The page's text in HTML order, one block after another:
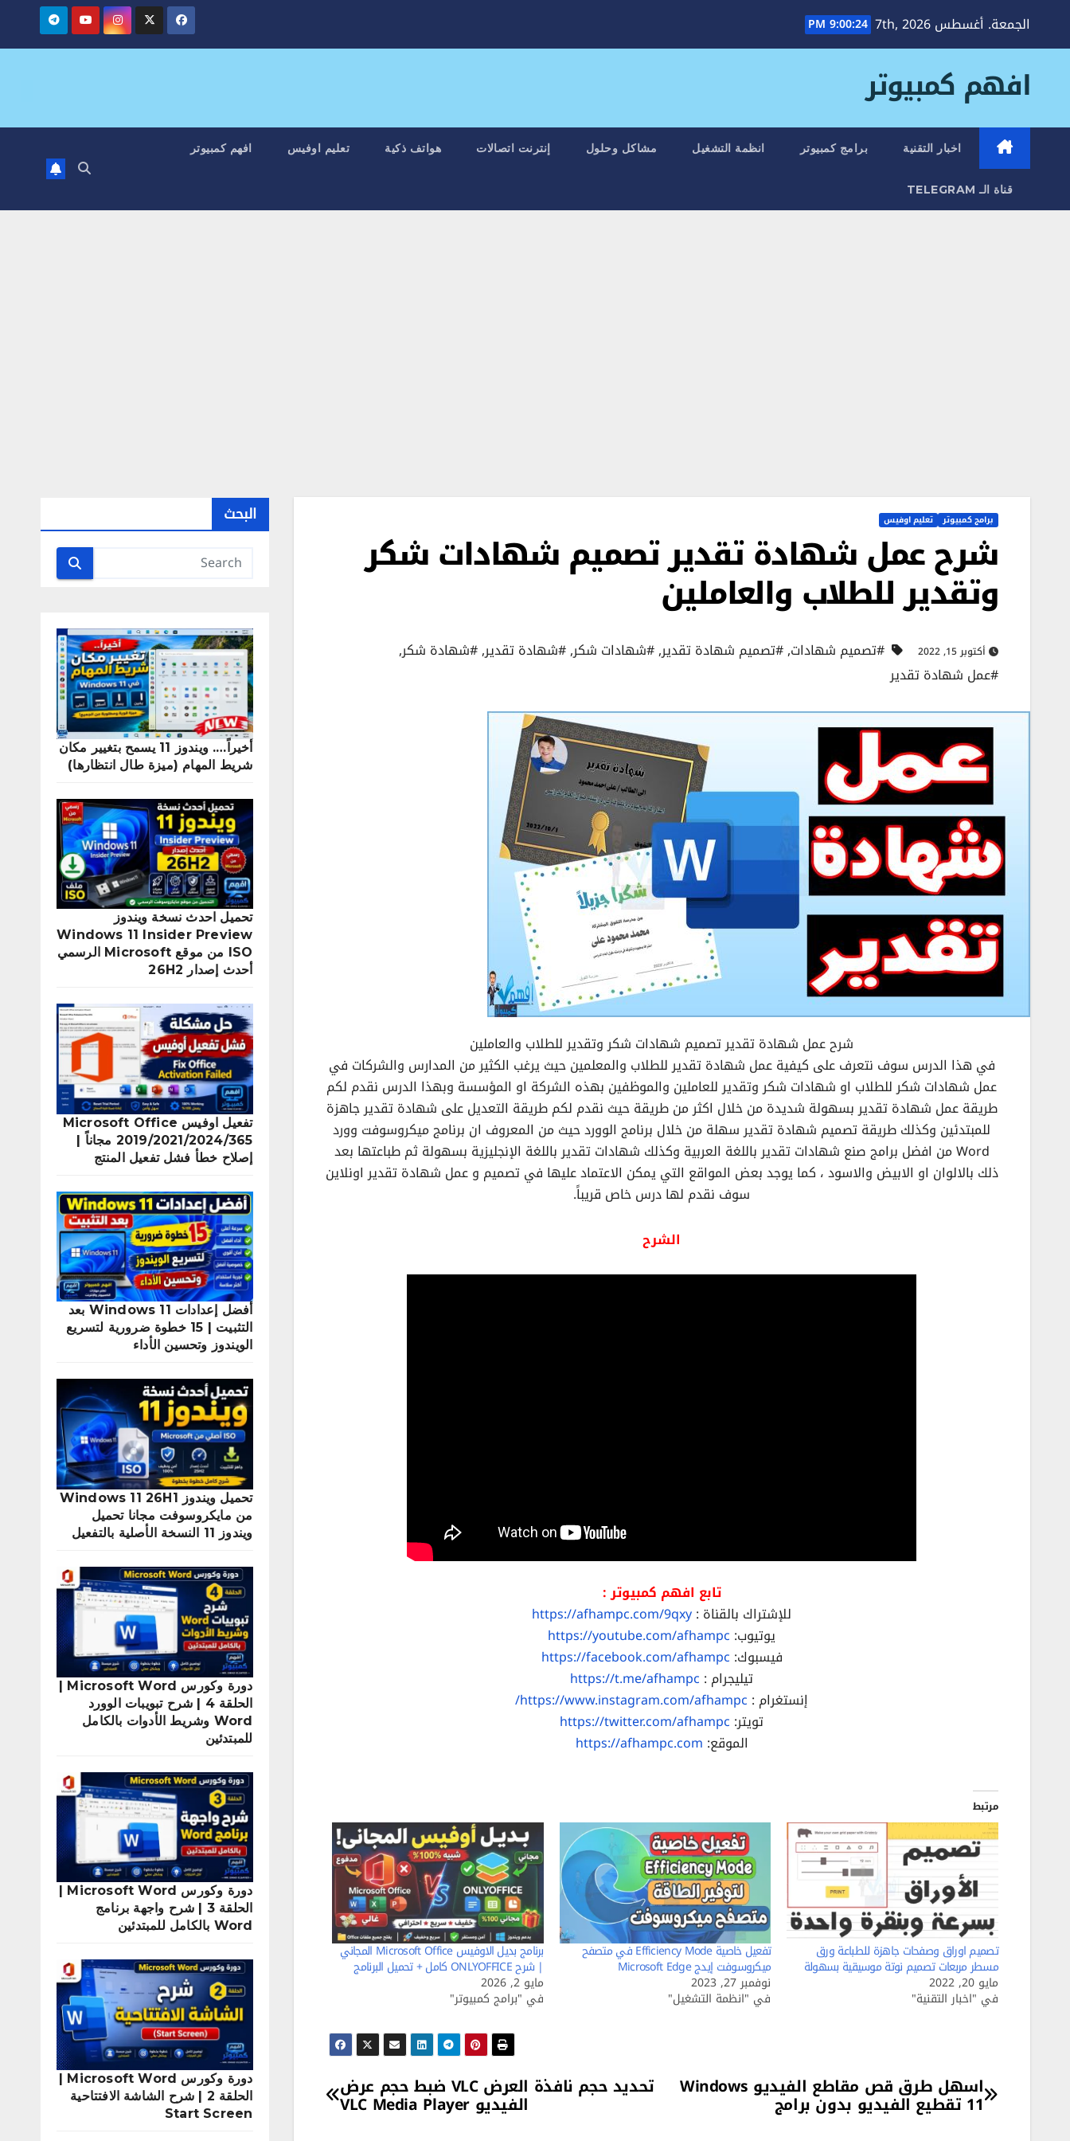
الجمعة. أغسطس 7th, 2026 9:00:25 PM
افهم كمبيوتر
اخبار التقنية برامج كمبيوتر انظمة التشغيل مشاكل وحلول إنترنت اتصالات هواتف ذكية تعليم اوفيس افهم كمبيوتر
قناة الـ TELEGRAM
برامج كمبيوتر تعليم اوفيس
شرح عمل شهادة تقدير تصميم شهادات شكر
وتقدير للطلاب والعاملين
أكتوبر 15, 2022 #تصميم شهادات,#تصميم شهادة تقدير,#شهادات شكر,#شهادة تقدير,#شهادة شكر,
#عمل شهادة تقدير
شرح عمل شهادة تقدير تصميم شهادات شكر وتقدير للطلاب والعاملين
في هذا الدرس سوف نتعرف على كيفية عمل شهادة تقدير للطلاب والمعلمين حيث يرغب الكثير من المدارس والشركات في
عمل شهادات شكر للطلاب او شهادات شكر وتقدير للعاملين والموظفين بهذه الشركة او المؤسسة وبهذا الدرس نقدم لكم
طريقة عمل شهادة تقدير بسهولة شديدة من خلال اكثر من طريقة حيث نقدم لكم طريقة التعديل على شهادة تقدير جاهزة
للمبتدئين وكذلك طريقة تصميم شهادة تقدير سهلة من خلال برنامج الوورد حيث من المعروف ان برنامج ميكروسوفت وورد
Word من افضل برامج صنع شهادات تقدير باللغة العربية وكذلك شهادات تقدير باللغة الإنجليزية بسهولة ثم طباعتها بعد
ذلك بالالوان او الابيض والاسود ، كما يوجد بعض المواقع التي يمكن الاعتماد عليها في تصميم و عمل شهادة تقدير اونلاين
سوف نقدم لها درس خاص قريباً.
الشرح
تابع افهم كمبيوتر :
للإشتراك بالقناة :https://afhampc.com/9qxy
يوتيوب: https://youtube.com/afhampc
فيسبوك: https://facebook.com/afhampc
تيليجرام : https://t.me/afhampc
إنستغرام : https://www.instagram.com/afhampc/
تويتر: https://twitter.com/afhampc
الموقع: https://afhampc.com
مرتبط
تصميم اوراق وصفحات جاهزة للطباعة ورق
مسطر مربعات تصميم نوتة موسيقية بسهولة
مايو 20, 2022
في "اخبار التقنية"
تفعيل خاصية Efficiency Mode في متصفح
ميكروسوفت إيدج Microsoft Edge
نوفمبر 27, 2023
في "انظمة التشغيل"
برنامج بديل الاوفيس Microsoft Office المجاني
| شرح ONLYOFFICE كامل + تحميل البرنامج
مايو 2, 2026
في "برامج كمبيوتر"
تصفّح
المقالات
تحديد حجم نافذة العرض VLC ضبط حجم عرض
الفيديو VLC Media Player
اسهل طرق قص مقاطع الفيديو Windows
11 تقطيع الفيديو بدون برامج
البحث
أخيراً…. ويندوز 11 يسمح بتغيير مكان
شريط المهام (ميزة طال انتظارها)
تحميل احدث نسخة ويندوز
Windows 11 Insider Preview
ISO من موقع Microsoft الرسمي
أحدث إصدار 26H2
تفعيل اوفيس Microsoft Office
2019/2021/2024/365 مجاناً |
إصلاح خطأ فشل تفعيل المنتج
أفضل إعدادات Windows 11 بعد
التثبيت | 15 خطوة ضرورية لتسريع
الويندوز وتحسين الأداء
تحميل ويندوز Windows 11 26H1
من مايكروسوفت مجانا تحميل
ويندوز 11 النسخة الأصلية بالتفعيل
دورة وكورس Microsoft Word |
الحلقة 4 | شرح تبويبات الوورد
Word وشريط الأدوات بالكامل
للمبتدئين
الحلقة 3 | شرح واجهة برنامج
Word بالكامل للمبتدئين
دورة وكورس Microsoft Word |
الحلقة 2 | شرح الشاشة الافتتاحية
Start Screen